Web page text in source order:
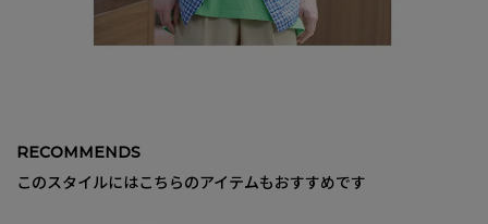
RECOMMENDS
このスタイルにはこちらのアイテムもおすすめです